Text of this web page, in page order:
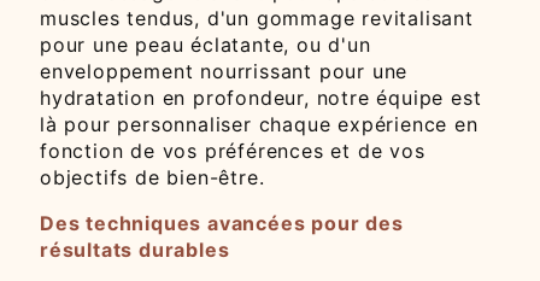
muscles tendus, d'un gommage revitalisant
pour une peau éclatante, ou d'un
enveloppement nourrissant pour une
hydratation en profondeur, notre équipe est
là pour personnaliser chaque expérience en
fonction de vos préférences et de vos
objectifs de bien-être.
Des techniques avancées pour des
résultats durables